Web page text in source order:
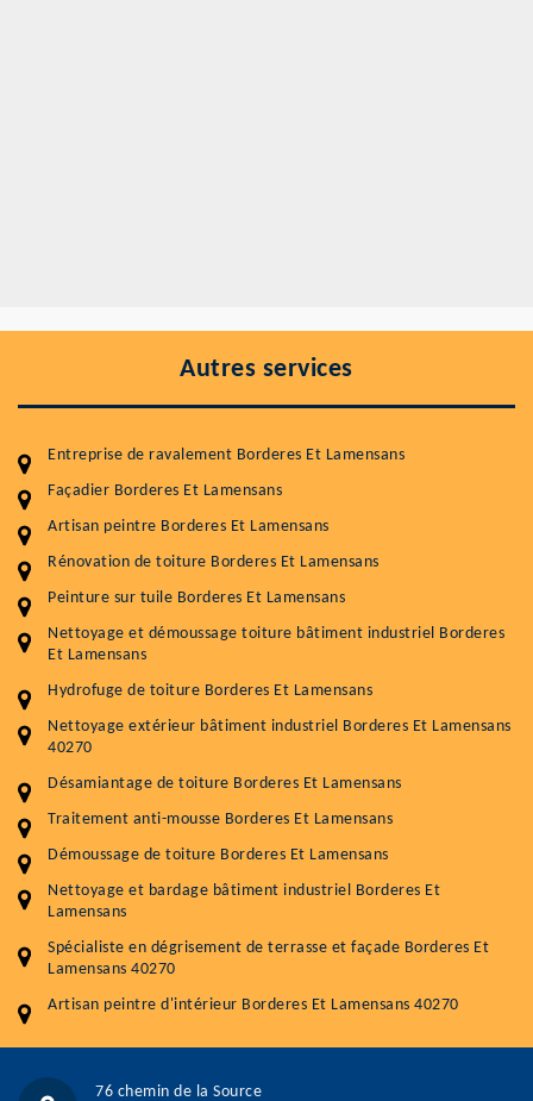
Autres services
Entreprise de ravalement Borderes Et Lamensans
Façadier Borderes Et Lamensans
Artisan peintre Borderes Et Lamensans
Rénovation de toiture Borderes Et Lamensans
Peinture sur tuile Borderes Et Lamensans
Nettoyage et démoussage toiture bâtiment industriel Borderes
Et Lamensans
Hydrofuge de toiture Borderes Et Lamensans
Nettoyage extérieur bâtiment industriel Borderes Et Lamensans
40270
Désamiantage de toiture Borderes Et Lamensans
Traitement anti-mousse Borderes Et Lamensans
Démoussage de toiture Borderes Et Lamensans
Nettoyage et bardage bâtiment industriel Borderes Et
Lamensans
Spécialiste en dégrisement de terrasse et façade Borderes Et
Lamensans 40270
Artisan peintre d'intérieur Borderes Et Lamensans 40270
76 chemin de la Source
Entretenir votre toiture, c'est préserver sa
Plus de 15 ans d'expérience en couverture et facade
Service
Nettoyageb toiture
Démoussage toiture
Traitement hydrofuge toiture
Prix au m²
Artisant local recommander